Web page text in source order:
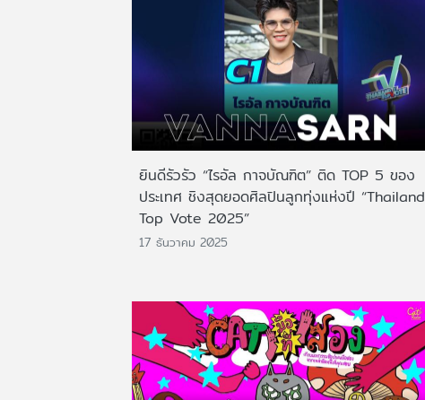
ยินดีรัวรัว “ไรอัล กาจบัณฑิต” ติด TOP 5 ของ
ประเทศ ชิงสุดยอดศิลปินลูกทุ่งแห่งปี “Thailand
Top Vote 2025”
17 ธันวาคม 2025